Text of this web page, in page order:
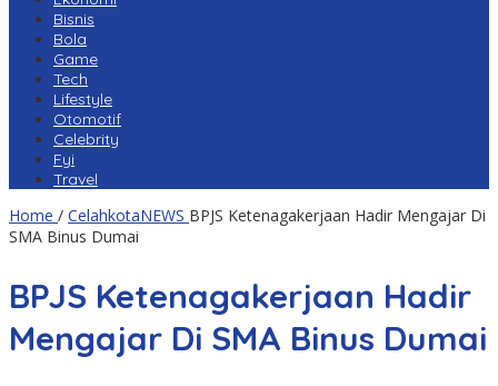
Bisnis
Bola
Game
Tech
Lifestyle
Otomotif
Celebrity
Fyi
Travel
Home / CelahkotaNEWS BPJS Ketenagakerjaan Hadir Mengajar Di
SMA Binus Dumai
BPJS Ketenagakerjaan Hadir
Mengajar Di SMA Binus Dumai